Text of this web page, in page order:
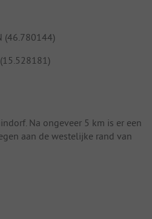
(46.780144)
Na ongeveer 5 km is er een
aan de westelijke rand van